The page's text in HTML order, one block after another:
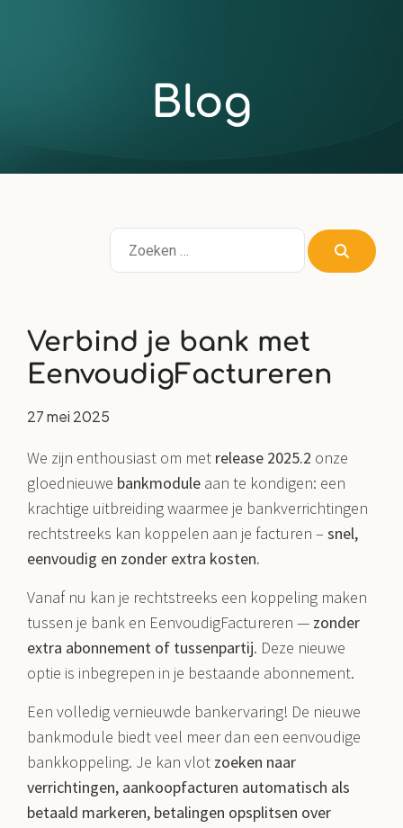
Blog
Verbind je bank met
EenvoudigFactureren
27 mei 2025
We zijn enthousiast om met release 2025.2 onze
gloednieuwe bankmodule aan te kondigen: een
krachtige uitbreiding waarmee je bankverrichtingen
rechtstreeks kan koppelen aan je facturen – snel,
eenvoudig en zonder extra kosten.
Vanaf nu kan je rechtstreeks een koppeling maken
tussen je bank en EenvoudigFactureren — zonder
extra abonnement of tussenpartij. Deze nieuwe
optie is inbegrepen in je bestaande abonnement.
Een volledig vernieuwde bankervaring! De nieuwe
bankmodule biedt veel meer dan een eenvoudige
bankkoppeling. Je kan vlot zoeken naar
verrichtingen, aankoopfacturen automatisch als
betaald markeren, betalingen opsplitsen over